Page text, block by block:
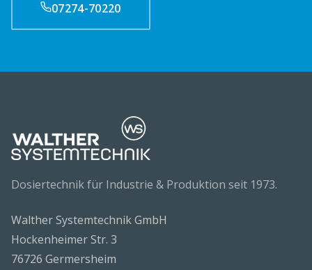
07274-70220
Dosiertechnik für Industrie & Produktion seit 1973.
Walther Systemtechnik GmbH
Hockenheimer Str. 3
76726 Germersheim